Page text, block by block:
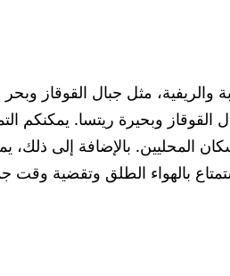
مثل جبال القوقاز وبحر
وبحيرة ريتسا. يمكنكم
المحليين. بالإضافة إلى
بالهواء الطلق وتقضية